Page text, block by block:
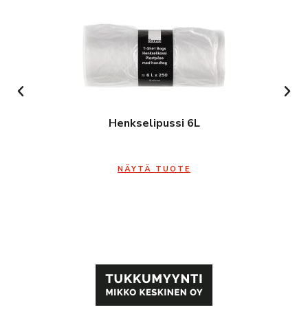
Henkselipussi 6L
NÄYTÄ TUOTE